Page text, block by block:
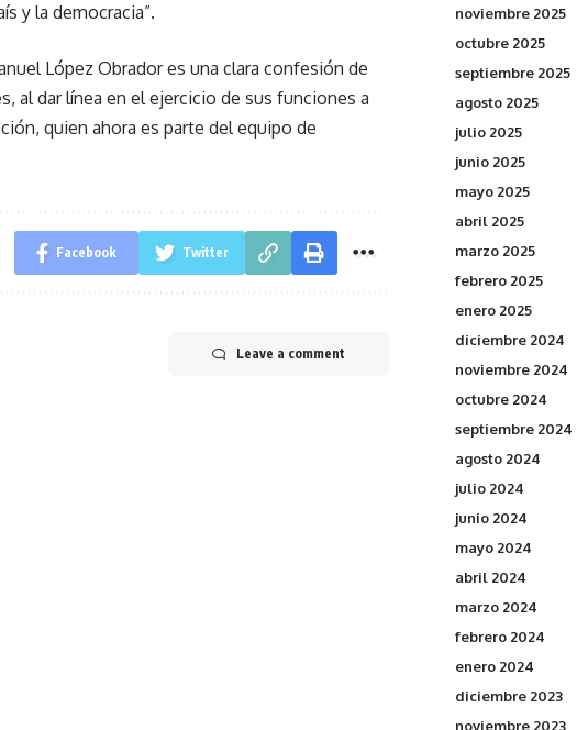
y la democracia”.
López Obrador es una clara confesión de
al dar línea en el ejercicio de sus funciones a
quien ahora es parte del equipo de
Facebook Twitter
Leave a comment
noviembre 2025
octubre 2025
septiembre 2025
agosto 2025
julio 2025
junio 2025
mayo 2025
abril 2025
marzo 2025
febrero 2025
enero 2025
diciembre 2024
noviembre 2024
octubre 2024
septiembre 2024
agosto 2024
julio 2024
junio 2024
mayo 2024
abril 2024
marzo 2024
febrero 2024
enero 2024
diciembre 2023
noviembre 2023